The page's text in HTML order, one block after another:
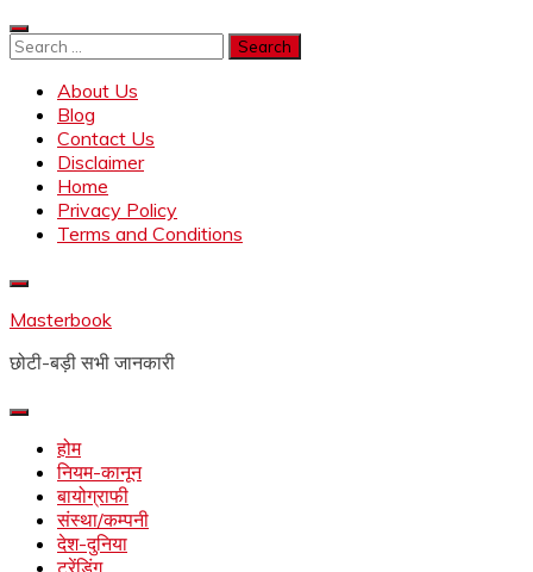
Skip
to
Search
About Us
Blog
Contact Us
Disclaimer
Home
Privacy Policy
Terms and Conditions
Masterbook
छोटी-बड़ी सभी जानकारी
होम
नियम-कानून
बायोग्राफी
संस्था/कम्पनी
देश-दुनिया
ट्रेंडिंग